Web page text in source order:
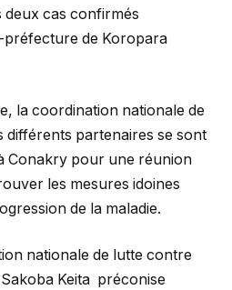
cas confirmés
de Koropara
la coordination nationale de
différents partenaires se sont
Conakry pour une réunion
les mesures idoines
de la maladie.
nationale de lutte contre
Keita préconise